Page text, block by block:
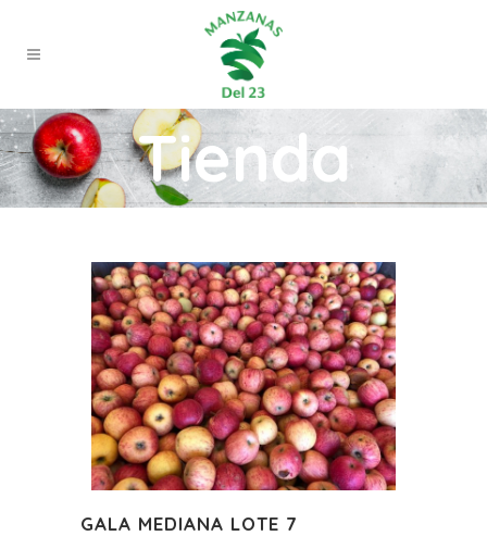
Tienda
GALA MEDIANA LOTE 7